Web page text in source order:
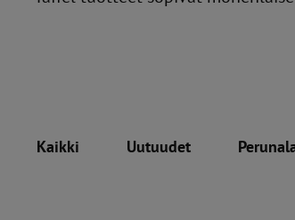
Kaikki Uutuudet